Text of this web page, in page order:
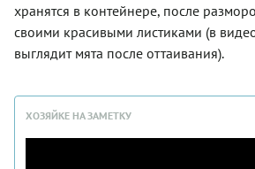
хранятся в контейнере, после
своими красивыми листиками (в
выглядит мята после оттаивания).
ХОЗЯЙКЕ НА ЗАМЕТКУ